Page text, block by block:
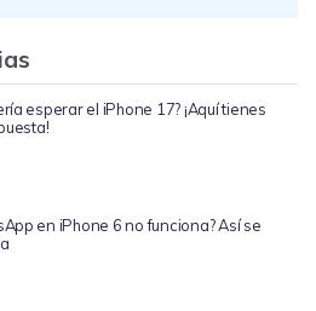
esperar el iPhone 17? ¡Aquí tienes
en iPhone 6 no funciona? Así se